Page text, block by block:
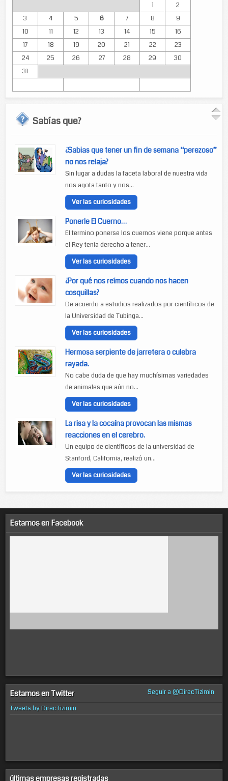
1
2
3
4 5 6 7 8
9
10
11 12 13 14 15
16
17
18 19 20 21 22
23
24
25 26 27 28 29
30
31
Sabías que?
¿Sabias que tener un fin de semana “perezoso”
no nos relaja?
Sin lugar a dudas la faceta laboral de nuestra vida
nos agota tanto y nos...
Ver las curiosidades
Ponerle El Cuerno…
El termino ponerse los cuernos viene porque antes
el Rey tenia derecho a tener...
Ver las curiosidades
¿Por qué nos reímos cuando nos hacen
cosquillas?
De acuerdo a estudios realizados por científicos de
la Universidad de Tubinga...
Ver las curiosidades
Hermosa serpiente de jarretera o culebra
rayada.
No cabe duda de que hay muchísimas variedades
de animales que aún no...
Ver las curiosidades
La risa y la cocaína provocan las mismas
reacciones en el cerebro.
Un equipo de científicos de la universidad de
Stanford, California, realizó un...
Ver las curiosidades
Estamos en Facebook
Estamos en Twitter
Seguir a @DirecTizimin
Tweets by DirecTizimin
últimas empresas registradas